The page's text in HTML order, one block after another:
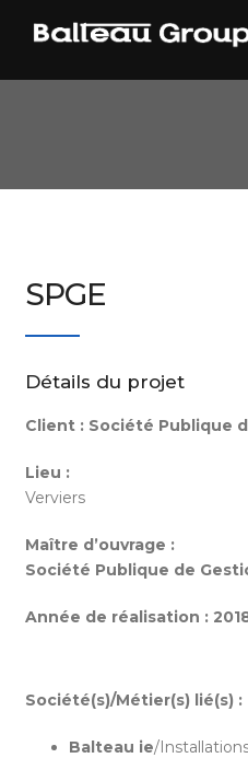
SPGE
Détails du projet
Client :Société Publique
Lieu :
Verviers
Maître d’ouvrage :
Société Publique de
Année de réalisation :
Société(s)/Métier(s) lié(s) :
Balteau ie/